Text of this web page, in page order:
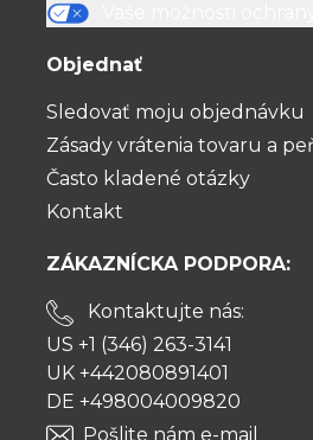
Objednať
Sledovať moju objednávku
Zásady vrátenia tovaru a
Často kladené otázky
Kontakt
ZÁKAZNÍCKA PODPORA:
Kontaktujte nás:
US +1 (346) 263-3141
UK +442080891401
DE +498004009820
Pošlite nám e-mail